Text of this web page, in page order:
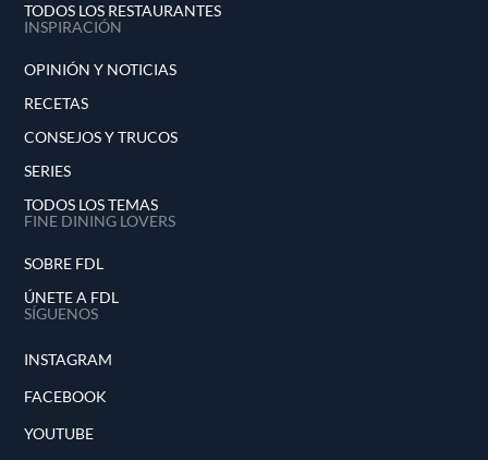
TODOS LOS RESTAURANTES
INSPIRACIÓN
OPINIÓN Y NOTICIAS
RECETAS
CONSEJOS Y TRUCOS
SERIES
TODOS LOS TEMAS
FINE DINING LOVERS
SOBRE FDL
ÚNETE A FDL
SÍGUENOS
INSTAGRAM
FACEBOOK
YOUTUBE